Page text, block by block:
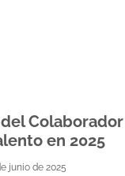
en 2025
junio de 2025